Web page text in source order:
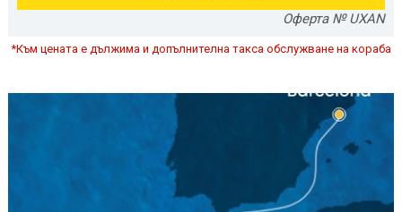
Оферта № UXAN
*Към цената е дължима и допълнителна такса обслужване на кораба